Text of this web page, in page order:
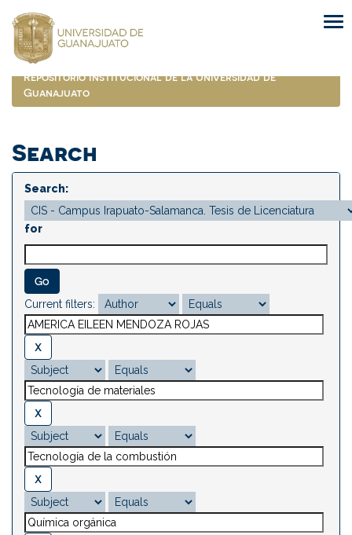
navigation
Repositorio Institucional de la Universidad de
Guanajuato
Search
Search:
for
Current filters: